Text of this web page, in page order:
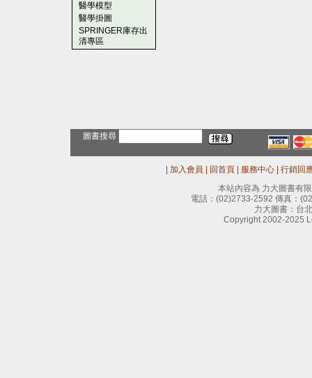
醫學模型
醫學掛圖
SPRINGER庫存出
清專區
圖書搜尋
加入會員 回首頁 服務中心
行銷回
本站內容為 力大圖書有
電話： (02)2733-2592 傳真：
力大圖書：台
Copyright 2002-2025